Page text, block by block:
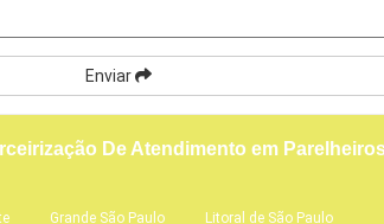
Enviar
De Atendimento em
Grande São Paulo Litoral de São Paulo